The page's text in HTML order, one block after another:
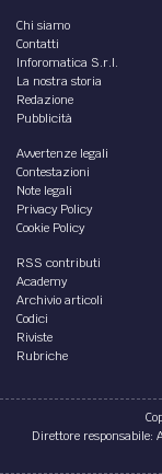
Chi siamo
Contatti
Inforomatica S.r.l.
La nostra storia
Redazione
Pubblicità
Avvertenze legali
Contestazioni
Note legali
Privacy Policy
Cookie Policy
RSS contributi
Academy
Archivio articoli
Codici
Riviste
Rubriche
Direttore responsabile: